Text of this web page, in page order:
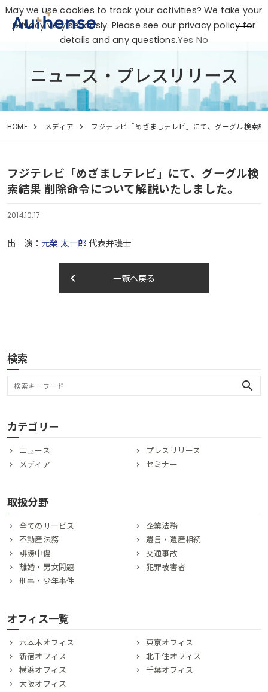
ニュース・プレスリリース
HOME メディア フジテレビ「めざましテレビ」にて、グーグル検索
フジテレビ「めざましテレビ」にて、グーグル検
索結果 削除命令について解説いたしました。
2014.10.17
出 演： 元榮 太一郎 代表弁護士
一覧へ戻る
keyboard_arrow_left
検索
search
カテゴリー
ニュース
プレスリリース
メディア
セミナー
取扱分野
全てのサービス
企業法務
不動産法務
遺言・遺産相続
誹謗中傷
交通事故
離婚・男女問題
犯罪被害者
刑事・少年事件
オフィス一覧
六本木オフィス
東京オフィス
新宿オフィス
北千住オフィス
横浜オフィス
千葉オフィス
大阪オフィス
May we use cookies to track your activities? We take your
privacy very seriously. Please see our privacy policy for
details and any questions.Yes No